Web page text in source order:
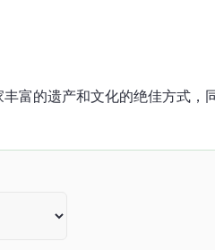
富的遗产和文化的绝佳方式，